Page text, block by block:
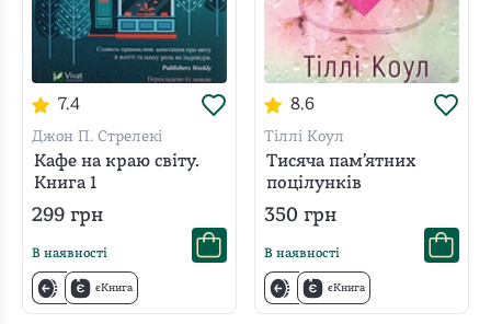
7.4
Джон П. Стрелекі
Кафе на краю світу.
Книга 1
299 грн
В наявності
єКнига
8.6
Тіллі Коул
Тисяча пам’ятних
поцілунків
350 грн
В наявності
єКнига